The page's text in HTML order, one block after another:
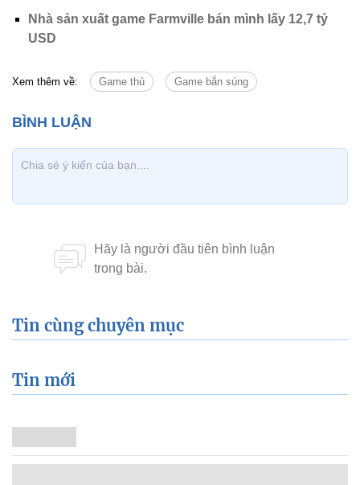
Nhà sản xuất game Farmville bán mình lấy 12,7 tỷ
USD
Xem thêm về: Game thủ Game bắn súng
Tin cùng chuyên mục
Tin mới